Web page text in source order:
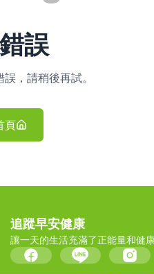
誤
，請稍後再試。
頁
追蹤早安健康
讓一天的生活充滿了正能量和健